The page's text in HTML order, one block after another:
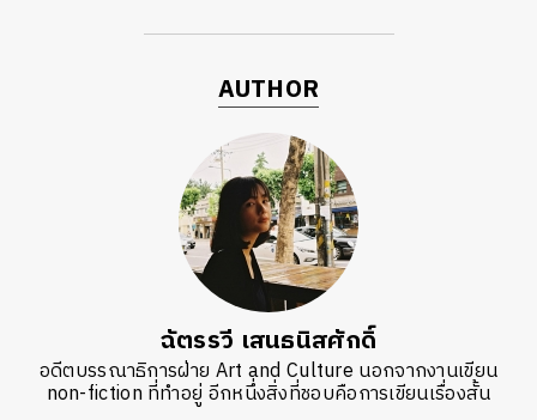
AUTHOR
ฉัตรรวี เสนธนิสศักดิ์
อดีตบรรณาธิการฝ่าย Art and Culture นอกจากงานเขียน
non-fiction ที่ทำอยู่ อีกหนึ่งสิ่งที่ชอบคือการเขียนเรื่องสั้น